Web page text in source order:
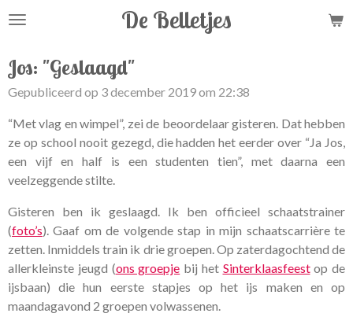
Ga
de
hoofdinhoud
De Belletjes
Jos: "Geslaagd"
Gepubliceerd op 3 december 2019 om 22:38
“Met vlag en wimpel”, zei de beoordelaar gisteren. Dat hebben
ze op school nooit gezegd, die hadden het eerder over “Ja Jos,
een vijf en half is een studenten tien”, met daarna een
veelzeggende stilte.
Gisteren ben ik geslaagd. Ik ben officieel schaatstrainer
(foto’s). Gaaf om de volgende stap in mijn schaatscarrière te
zetten. Inmiddels train ik drie groepen. Op zaterdagochtend de
allerkleinste jeugd (ons groepje bij het Sinterklaasfeestop de
ijsbaan) die hun eerste stapjes op het ijs maken en op
maandagavond 2 groepen volwassenen.